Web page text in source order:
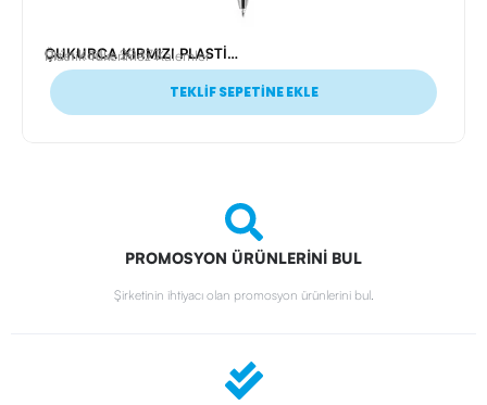
ÇUKURCA KIRMIZI PLASTİK TÜKENMEZ KALEM
Ürün Kodu: 20472
Plastik Tükenmez Kalemler
TEKLİF SEPETİNE EKLE
PROMOSYON ÜRÜNLERİNİ BUL
Şirketinin ihtiyacı olan promosyon ürünlerini bul.